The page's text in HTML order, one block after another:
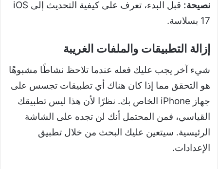
نصيحة:
قبل البدء، تعرف على كيفية التحديث إلى iOS
17 بسلاسة.
إزالة التطبيقات والملفات الغريبة
شيء آخر يجب عليك فعله عندما تلاحظ نشاطًا مشبوهًا
هو التحقق مما إذا كان هناك أي تطبيقات تجسس على
جهاز iPhone الخاص بك. نظرًا لأن هذا ليس تطبيقك
القياسي، فمن المحتمل أنك لن تجده على الشاشة
الرئيسية. سيتعين عليك البحث من خلال تطبيق
الإعدادات.